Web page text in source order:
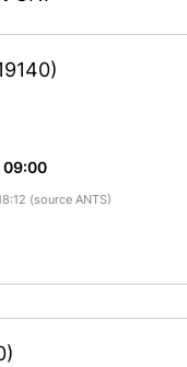
09:00
(source ANTS)